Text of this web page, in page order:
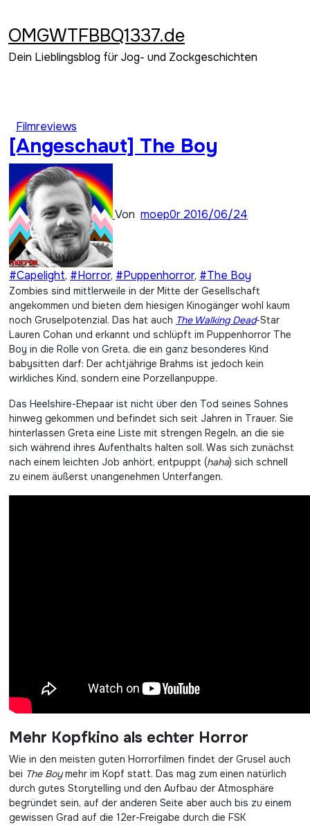
springen
OMGWTFBBQ1337.de
Dein Lieblingsblog für Jog- und Zockgeschichten
Filmreviews
[Angeschaut] The Boy
Von moep0r 2016/06/24
#Capelight, #Horror, #Puppenhorror, #The Boy
Zombies sind mittlerweile in der Mitte der Gesellschaft
angekommen und bieten dem hiesigen Kinogänger wohl kaum
noch Gruselpotenzial. Das hat auch The Walking Dead-Star
Lauren Cohan und erkannt und schlüpft im Puppenhorror The
Boy in die Rolle von Greta, die ein ganz besonderes Kind
babysitten darf: Der achtjährige Brahms ist jedoch kein
wirkliches Kind, sondern eine Porzellanpuppe.
Das Heelshire-Ehepaar ist nicht über den Tod seines Sohnes
hinweg gekommen und befindet sich seit Jahren in Trauer. Sie
hinterlassen Greta eine Liste mit strengen Regeln, an die sie
sich während ihres Aufenthalts halten soll. Was sich zunächst
nach einem leichten Job anhört, entpuppt (haha) sich schnell
zu einem äußerst unangenehmen Unterfangen.
Mehr Kopfkino als echter Horror
Wie in den meisten guten Horrorfilmen findet der Grusel auch
bei The Boymehr im Kopf statt. Das mag zum einen natürlich
durch gutes Storytelling und den Aufbau der Atmosphäre
begründet sein, auf der anderen Seite aber auch bis zu einem
gewissen Grad auf die 12er-Freigabe durch die FSK